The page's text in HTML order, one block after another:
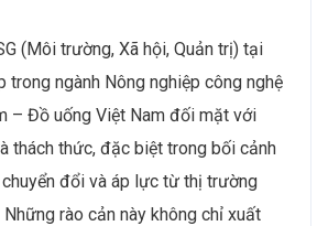
(Môi trường, Xã hội, Quản trị) tại
trong ngành Nông nghiệp công nghệ
– Đồ uống Việt Nam đối mặt với
thách thức, đặc biệt trong bối cảnh
đổi và áp lực từ thị trường
rào cản này không chỉ xuất